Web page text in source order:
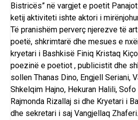
Bistricës” në vargjet e poetit
ketij aktiviteti ishte aktori i
Të pranishëm perverç njerezve të
poetë, shkrimtarë dhe mesues e
kryetari i Bashkisë Finiq Kristaq
poezinë e poetiot , publicistit dhe
sollen Thanas Dino, Engjell Seriani,
Shkelqim Hajno, Hekuran Halili,
Rajmonda Rizallaj si dhe Kryetari i
dhe sekretari i saj Vangjellaq Zhaferi.